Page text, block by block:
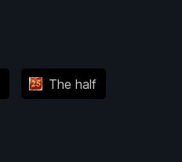
The half